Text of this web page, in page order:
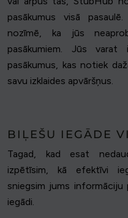
pasākumus visā
nozīmē, ka jūs
pasākumiem. Jūs
pasākumus, kas notiek
savu izklaides apvāršņus.
BIĻEŠU IEGĀDE
Tagad, kad esat
izpētīsim, kā efektīvi
sniegsim jums
iegādi.